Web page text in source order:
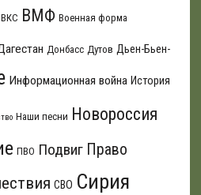
ВКС ВМФ Военная форма
Донбасс Дутов Дьен-Бьен-
Информационная война История
Наши песни Новороссия
ПВО Подвиг Право
СВО Сирия